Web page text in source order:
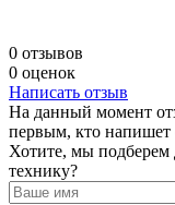
0 отзывов
0 оценок
Написать отзыв
На данный момент
первым, кто напишет
Хотите, мы
технику?